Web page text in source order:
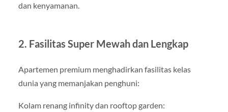
dan kenyamanan.
2. Fasilitas Super Mewah dan Lengkap
Apartemen premium menghadirkan fasilitas kelas
dunia yang memanjakan penghuni:
Kolam renang infinity dan rooftop garden: